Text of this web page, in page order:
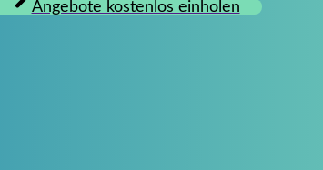
Angebote kostenlos einholen